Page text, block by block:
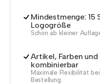
Mindestmenge: 15
Logogröße
Schon ab kleiner
Artikel, Farben
kombinierbar
Maximale Flexibilität
Bestellung.